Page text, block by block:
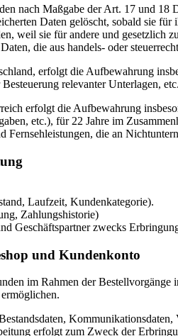
nach Maßgabe der Art. 17 und
Daten gelöscht, sobald sie
weil sie für andere und gesetzlich
die aus handels- oder
erfolgt die Aufbewahrung
relevanter Unterlagen,
erfolgt die Aufbewahrung
etc.), für 22 Jahre im
Fernsehleistungen, die an
Laufzeit, Kundenkategorie).
Zahlungshistorie)
Geschäftspartner zwecks
und Kundenkonto
im Rahmen der
erfolgt zum Zweck der